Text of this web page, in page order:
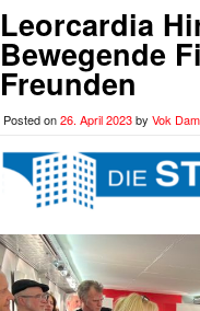
Leorcardia
Bewegende
Freunden
Posted on26. April 2023by Vok